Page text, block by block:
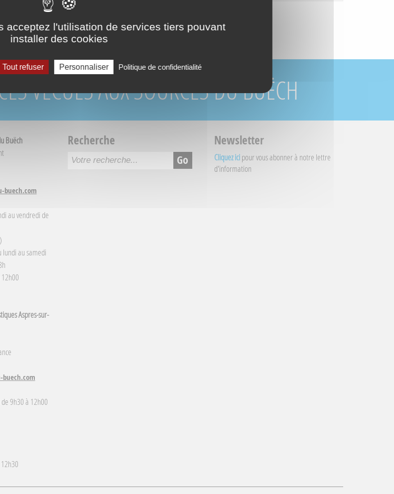
VÉCUES AUX SOURCES DU BUËCH
Buëch
buech.com
au vendredi de
au samedi
Aspres-sur-
buech.com
9h30 à 12h00
Recherche Newsletter
Cliquez icipour vous abonner à notre lettre
d'information
acceptez l'utilisation de services tiers pouvant
installer des cookies
Tout refuser Personnaliser Politique de confidentialité